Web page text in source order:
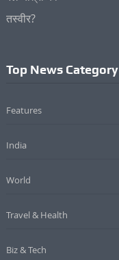
Top News Category
Features
India
World
Travel & Health
Biz & Tech